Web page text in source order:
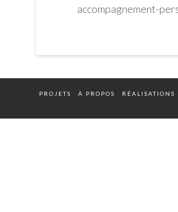
accompagnement-
PROJETS À PROPOS RÉALISATIONS